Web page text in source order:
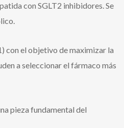
con SGLT2 inhibidores. Se
con el objetivo de maximizar la
a seleccionar el fármaco más
pieza fundamental del